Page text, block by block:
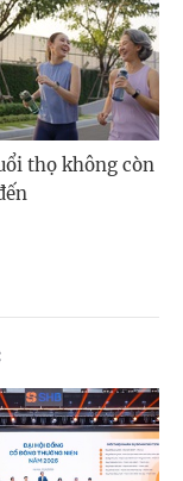
thọ không còn là